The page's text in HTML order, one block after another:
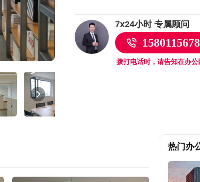
7x24小时 专属顾问
拨打电话时，请告知在办公
热门办